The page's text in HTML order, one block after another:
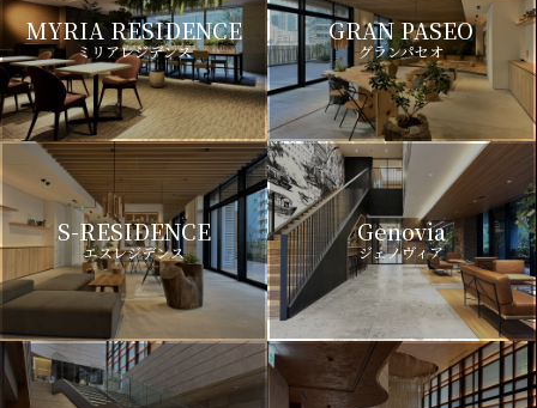
MYRIA RESIDENCE
ミリアレジデンス
GRAN PASEO
グランパセオ
S-RESIDENCE
エスレジデンス
Genovia
ジェノヴィア